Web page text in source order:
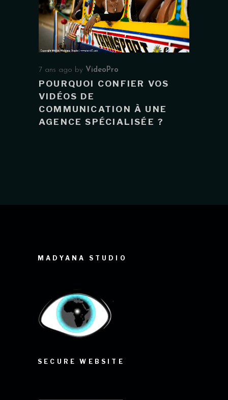
7 ans ago by VideoPro
POURQUOI CONFIER VOS
VIDÉOS DE
COMMUNICATION À UNE
AGENCE SPÉCIALISÉE ?
MADYANA STUDIO
SECURE WEBSITE